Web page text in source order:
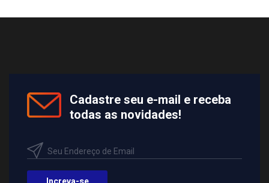
Cadastre seu e-mail e receba
todas as novidades!